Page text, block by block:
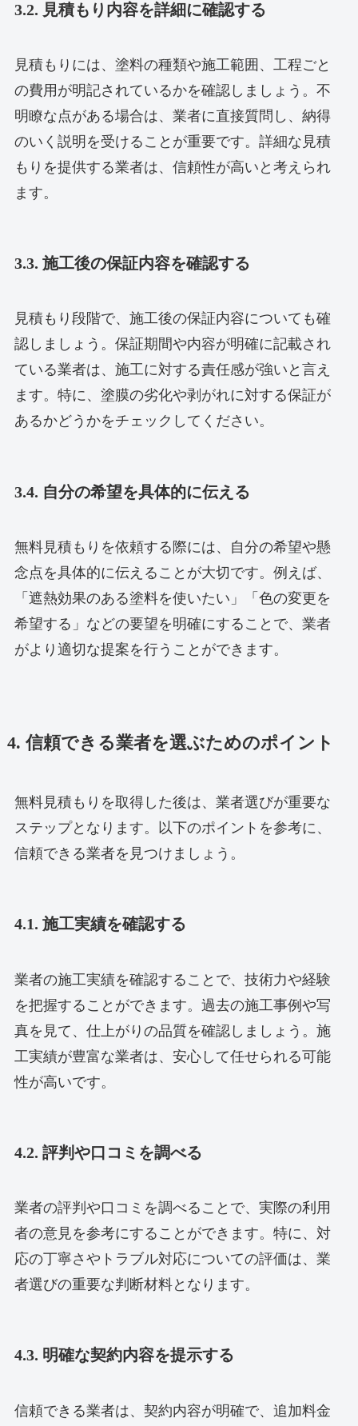
3.2. 見積もり内容を詳細に確認する
見積もりには、塗料の種類や施工範囲、工程ごと
の費用が明記されているかを確認しましょう。不
明瞭な点がある場合は、業者に直接質問し、納得
のいく説明を受けることが重要です。詳細な見積
もりを提供する業者は、信頼性が高いと考えられ
ます。
3.3. 施工後の保証内容を確認する
見積もり段階で、施工後の保証内容についても確
認しましょう。保証期間や内容が明確に記載され
ている業者は、施工に対する責任感が強いと言え
ます。特に、塗膜の劣化や剥がれに対する保証が
あるかどうかをチェックしてください。
3.4. 自分の希望を具体的に伝える
無料見積もりを依頼する際には、自分の希望や懸
念点を具体的に伝えることが大切です。例えば、
「遮熱効果のある塗料を使いたい」「色の変更を
希望する」などの要望を明確にすることで、業者
がより適切な提案を行うことができます。
4. 信頼できる業者を選ぶためのポイント
無料見積もりを取得した後は、業者選びが重要な
ステップとなります。以下のポイントを参考に、
信頼できる業者を見つけましょう。
4.1. 施工実績を確認する
業者の施工実績を確認することで、技術力や経験
を把握することができます。過去の施工事例や写
真を見て、仕上がりの品質を確認しましょう。施
工実績が豊富な業者は、安心して任せられる可能
性が高いです。
4.2. 評判や口コミを調べる
業者の評判や口コミを調べることで、実際の利用
者の意見を参考にすることができます。特に、対
応の丁寧さやトラブル対応についての評価は、業
者選びの重要な判断材料となります。
4.3. 明確な契約内容を提示する
信頼できる業者は、契約内容が明確で、追加料金